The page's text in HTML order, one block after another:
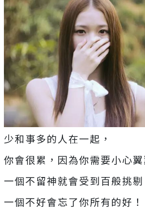
少和事多的人在一起，
你會很累，因為你需要小心翼
一個不留神就會受到百般挑剔
一個不好會忘了你所有的好！